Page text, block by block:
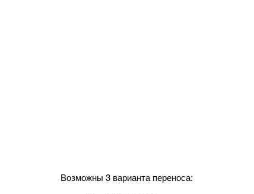
Возможны 3 варианта переноса: